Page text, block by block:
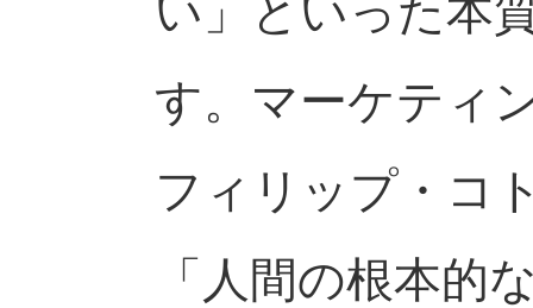
い」といった本
す。マーケティ
フィリップ・コ
「人間の根本的